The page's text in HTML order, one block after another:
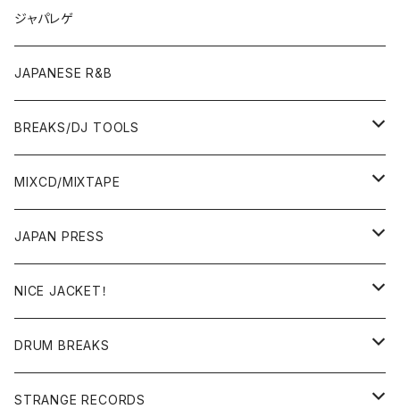
OTHERS
JAPANESE
OTHERS
ジャパレゲ
JAPANESE R&B
BREAKS/DJ TOOLS
BREAKS/MEGAMIX/CUT UP
RE-EDIT/DJ TOOLS
MIXCD/MIXTAPE
MIXCD
日本語ラップ
JAPANESE DJ
MIXTAPE
JAPAN PRESS
LP(+ OBI)
7"/12"
NICE JACKET！
DONUTS 45
GIRLS
DRUM BREAKS
US/UK/OTHERS
STRANGE RECORDS